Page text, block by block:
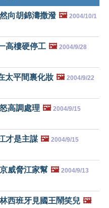
向胡錦濤撒潑 🖼️ 2004/10/1
高樓硬停工 🖼️ 2004/9/28
太平間裏化妝 🖼️ 2004/9/22
高調處理 🖼️ 2004/9/15
才是主謀 🖼️ 2004/9/15
威脅江家幫 🖼️ 2004/9/13
西班牙見國王鬧笑兒 🖼️